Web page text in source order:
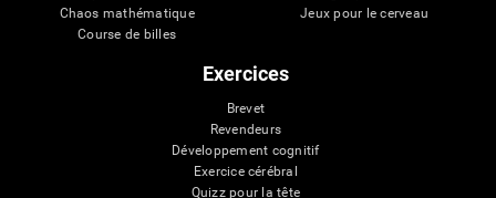
Chaos mathématique
Course de billes
Jeux pour le cerveau
Exercices
Brevet
Revendeurs
Développement cognitif
Exercice cérébral
Quizz pour la tête